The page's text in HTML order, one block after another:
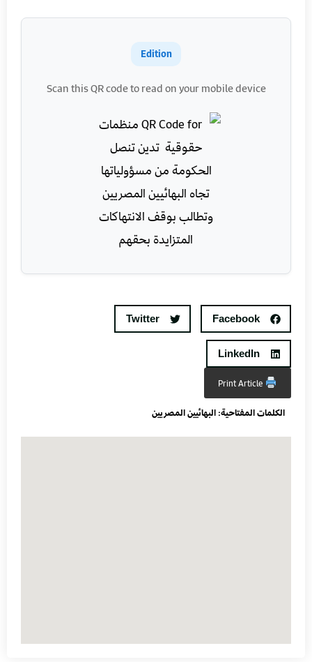
Edition
Scan this QR code to read on your mobile device
Facebook
Twitter
LinkedIn
Print Article
الكلمات المفتاحية:البهائيين المصريين